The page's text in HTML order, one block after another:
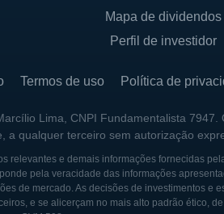
Mapa de dividendos
Perfil de investidor
Termos de uso Política de
Lima, CNPI Fundamentalista
a qualquer terceiro sem autorização
e demais informações fornecidas
pela veracidade das informações
de mercado. As decisões de investimentos e
e se alicerçam no mais alto padrão ético,